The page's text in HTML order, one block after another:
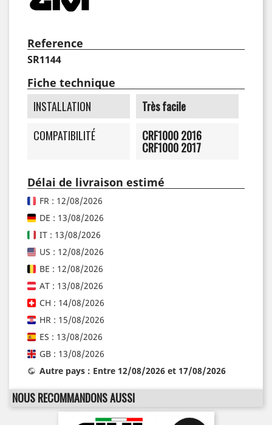
Reference
SR1144
Fiche technique
INSTALLATION
Très facile
COMPATIBILITÉ
CRF1000 2016
CRF1000 2017
Délai de livraison estimé
FR : 12/08/2026
DE : 13/08/2026
IT : 13/08/2026
US : 12/08/2026
BE : 12/08/2026
AT : 13/08/2026
CH : 14/08/2026
HR : 15/08/2026
ES : 13/08/2026
GB : 13/08/2026
Autre pays : Entre 12/08/2026 et 17/08/2026
NOUS RECOMMANDONS AUSSI